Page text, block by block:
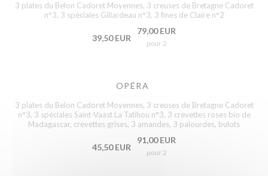
3 plates du Belon Cadoret Moyennes, 3 creuses de Bretagne Cadoret
n°3, 3 spéciales Gillardeau n°3, 3 fines de Claire n°2
39,50 EUR
79,00 EUR
pour 2
OPÉRA
3 plates du Belon Cadoret Moyennes, 3 creuses de Bretagne Cadoret
n°3, 3 spéciales Saint-Vaast La Tatihou n°3, 3 crevettes roses bio de
Madagascar, crevettes grises, 3 amandes, 3 palourdes, bulots
45,50 EUR
91,00 EUR
pour 2